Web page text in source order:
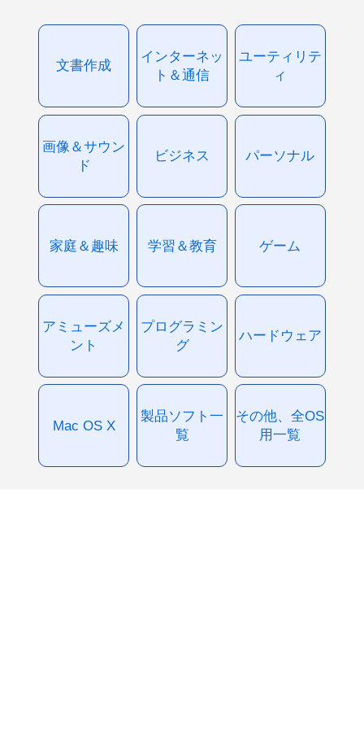
文書作成
インターネッ
ト＆通信
ユーティリテ
ィ
画像＆サウン
ド
ビジネス パーソナル
家庭＆趣味 学習＆教育 ゲーム
アミューズメ
ント
プログラミン
グ
ハードウェア
Mac OS X
製品ソフト一
覧
その他、全OS
用一覧